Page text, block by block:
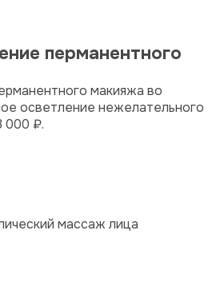
перманентного
макияжа во
осветление нежелательного
000 ₽.